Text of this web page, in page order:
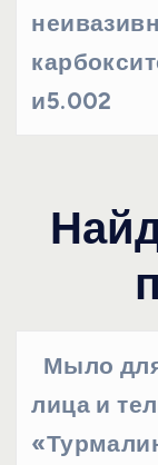
и5.002
Мыло
лица и